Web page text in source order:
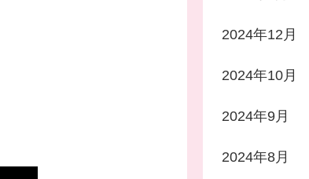
2024年12月
2024年10月
2024年9月
2024年8月